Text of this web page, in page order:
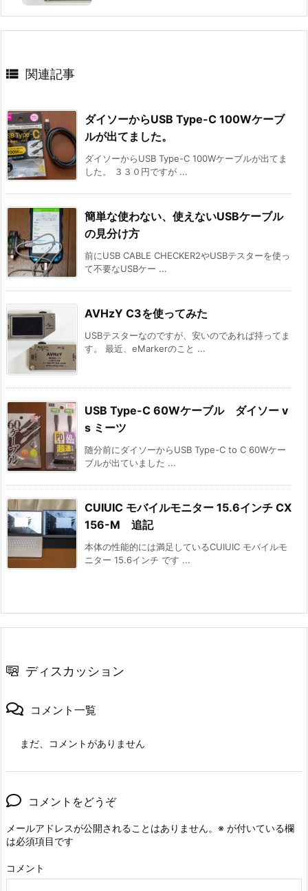
 関連記事
ダイソーからUSB Type-C 100Wケーブ
ルが出てました。
ダイソーからUSB Type-C 100Wケーブルが出てま
した。 ３３０円ですが ...
簡単な使わない、使えないUSBケーブル
の見分け方
前にUSB CABLE CHECKER2やUSBテスターを使っ
て不要なUSBケー ...
AVHzY C3を使ってみた
USBテスターなのですが、安いのであれば持ってま
す。 最近、eMarkerのこと ...
USB Type-C 60Wケーブル ダイソー v
s ミーツ
随分前にダイソーからUSB Type-C to C 60Wケー
ブルが出ていました ...
CUIUIC モバイルモニター 15.6インチ CX
156-M 追記
本体の性能的には満足しているCUIUIC モバイルモ
ニター 15.6インチ です ...
ディスカッション
コメント一覧
まだ、コメントがありません
コメントをどうぞ
メールアドレスが公開されることはありません。 ※ が付いている欄
は必須項目です
コメント